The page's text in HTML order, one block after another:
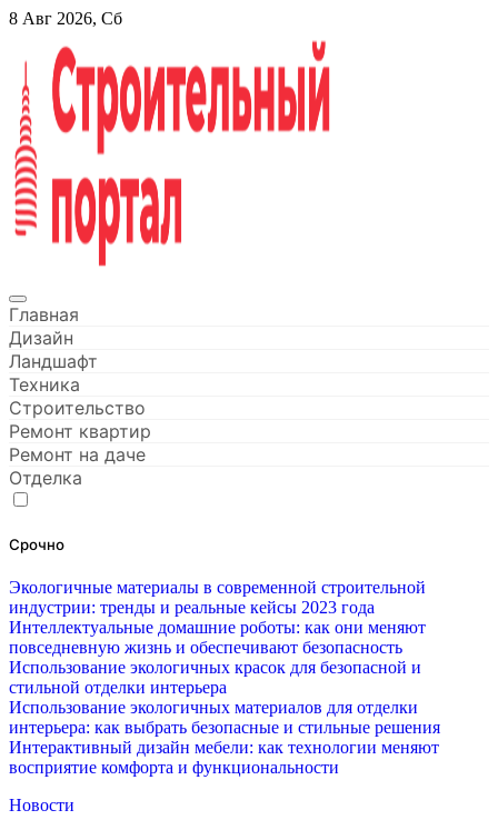
Перейти
содержанию
8 Авг 2026, Сб
Строительный портал
Главная
Дизайн
Ландшафт
Техника
Строительство
Ремонт квартир
Ремонт на даче
Отделка
Срочно
Экологичные материалы в современной строительной
индустрии: тренды и реальные кейсы 2023 года
Интеллектуальные домашние роботы: как они меняют
повседневную жизнь и обеспечивают безопасность
Использование экологичных красок для безопасной и
стильной отделки интерьера
Использование экологичных материалов для отделки
интерьера: как выбрать безопасные и стильные решения
Интерактивный дизайн мебели: как технологии меняют
восприятие комфорта и функциональности
Новости